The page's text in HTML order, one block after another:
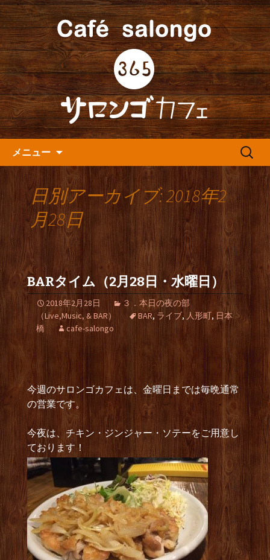
人形町の『365(サロンゴ)カフ
ェ』よりお知らせ
人形町の音楽カフェ『365カフェ』より
最新情報をお届けします。
メニュー
検
日別アーカイブ: 2018年2
月28日
BARタイム（2月28日・水曜日）
2018年2月28日
３．本日の夜の部
（Live,Music, & BAR）
BAR, ライブ, 人形町, 日本
橋
cafe-salongo
今週のサロンゴカフェは、金曜日までは毎晩通常
の営業です。
今夜は、チキン・ジンジャー・ソテーをご用意し
ております！